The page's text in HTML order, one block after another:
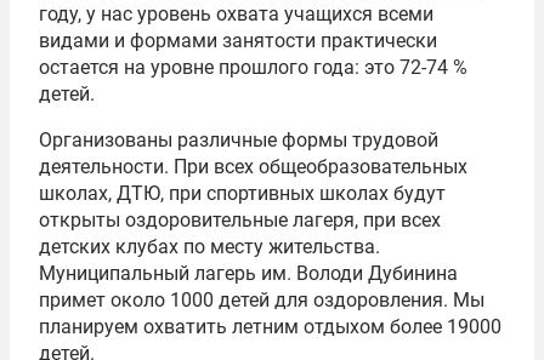
году, у нас уровень охвата учащихся всеми
видами и формами занятости практически
остается на уровне прошлого года: это 72-74 %
детей.
Организованы различные формы трудовой
деятельности. При всех общеобразовательных
школах, ДТЮ, при спортивных школах будут
открыты оздоровительные лагеря, при всех
детских клубах по месту жительства.
Муниципальный лагерь им. Володи Дубинина
примет около 1000 детей для оздоровления. Мы
планируем охватить летним отдыхом более 19000
детей.